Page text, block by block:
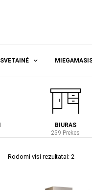
SVETAINĖ
BIURAS
259 Prekes
Rodomi visi rezultatai: 2